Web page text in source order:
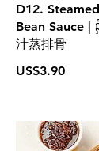
D12.
Bean Sauce |
汁蒸排骨
US$3.90